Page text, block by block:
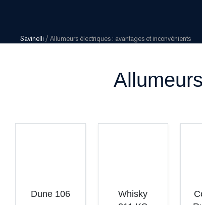
Savinelli / Allumeurs électriques : avantages et inconvénients
Dune 106
Whisky